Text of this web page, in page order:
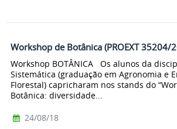
Workshop de Botânica (PROEXT 35204/
Workshop BOTÂNICA Os alunos da
Sistemática (graduação em Agronomia e
Florestal) capricharam nos stands do
Botânica: diversidade...
24/08/18